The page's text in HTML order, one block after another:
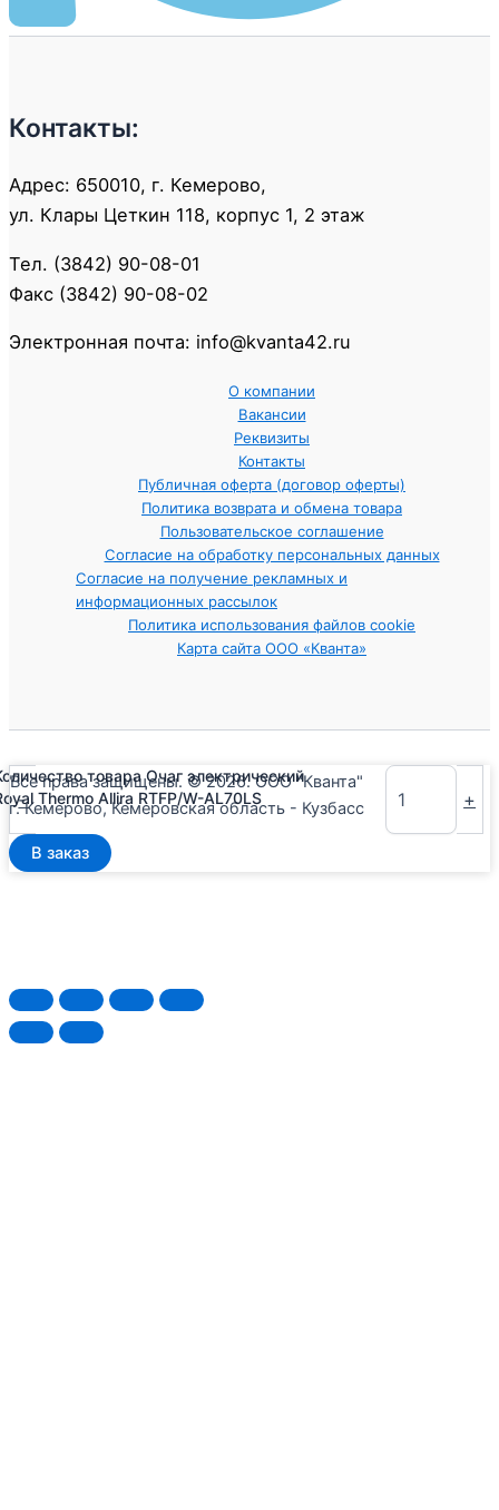
Контакты:
Адрес: 650010, г. Кемерово,
ул. Клары Цеткин 118, корпус 1, 2 этаж
Тел. (3842) 90-08-01
Факс (3842) 90-08-02
Электронная почта: info@kvanta42.ru
О компании
Вакансии
Реквизиты
Контакты
Публичная оферта (договор оферты)
Политика возврата и обмена товара
Пользовательское соглашение
Согласие на обработку персональных данных
Согласие на получение рекламных и
информационных рассылок
Политика использования файлов cookie
Карта сайта ООО «Кванта»
Все права защищены. © 2026. ООО "Кванта"
г. Кемерово, Кемеровская область - Кузбасс
-
товара Очаг электрический
Thermo Allira RTFP/W-AL70LS
+
В заказ